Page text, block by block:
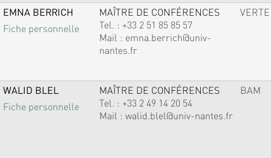
EMNA BERRICH
Fiche personnelle
MAÎTRE DE CONFÉRENCES
Tel. : +33 2 51 85 85 57
Mail : emna.berrich@univ-
nantes.fr
VERTE
WALID BLEL
Fiche personnelle
MAÎTRE DE CONFÉRENCES
Tel. : +33 2 49 14 20 54
Mail : walid.blel@univ-nantes.fr
BAM